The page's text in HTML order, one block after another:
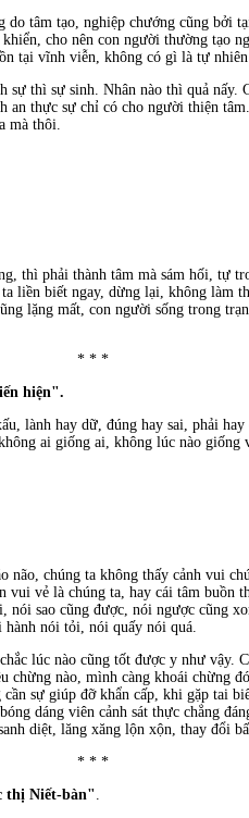
tâm tạo, nghiệp chướng cũng bởi
cho nên con người thường tạo
tại vĩnh viễn, không có gì là tự nhiên
thì sự sinh. Nhân nào thì quả
thực sự chỉ có cho người thiện
mà thôi.
thì phải thành tâm mà sám hối, tự
liền biết ngay, dừng lại, không làm
lặng mất, con người sống trong
* * *
hiện".
lành hay dữ, đúng hay sai, phải
ai giống ai, không lúc nào
chúng ta không thấy cảnh vui
vẻ là chúng ta, hay cái tâm buồn
sao cũng được, nói ngược cũng
nói tỏi, nói quấy nói quá.
lúc nào cũng tốt được y như vậy.
chừng nào, mình càng khoái chừng
sự giúp đỡ khẩn cấp, khi gặp tai
dáng viên cảnh sát thực chẳng
diệt, lăng xăng lộn xộn, thay đổi
* * *
thị Niết-bàn".